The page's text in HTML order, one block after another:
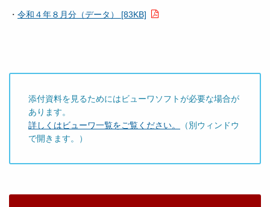
・ 令和４年８月分（データ） [83KB]
添付資料を見るためにはビューワソフトが必要な場合が
あります。
詳しくはビューワ一覧をご覧ください。
（別ウィンドウ
で開きます。）